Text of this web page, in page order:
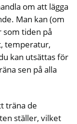
om att lägga
Man kan (om
tiden på
temperatur,
kan utsättas för
sen på alla
träna de
ställer, vilket